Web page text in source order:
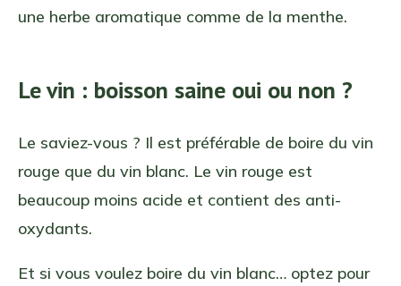
une herbe aromatique comme de la menthe.
Le vin : boisson saine oui ou non ?
Le saviez-vous ? Il est préférable de boire du vin
rouge que du vin blanc. Le vin rouge est
beaucoup moins acide et contient des anti-
oxydants.
Et si vous voulez boire du vin blanc… optez pour